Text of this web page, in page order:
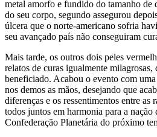
metal amorfo e fundido do tamanho de
do seu corpo, segundo assegurou
úlcera que o norte-americano sofria
seu avançado país não conseguiram
Mais tarde, os outros dois peles
relatos de curas igualmente milagrosas,
beneficiado. Acabou o evento com
nos demos as mãos, desejando que
diferenças e os ressentimentos entre as
todos juntos em harmonia para a
Confederação Planetária do próximo